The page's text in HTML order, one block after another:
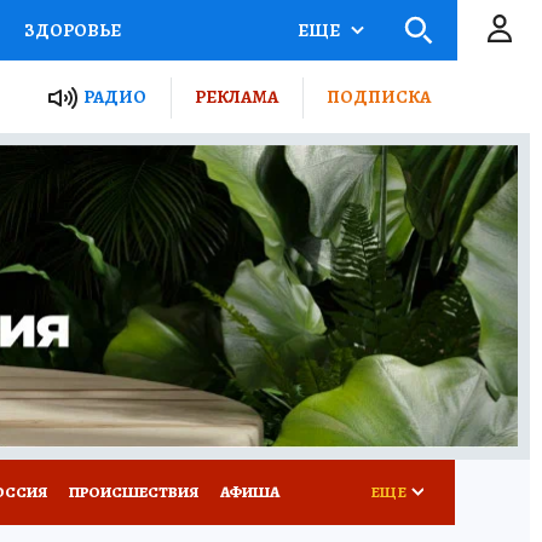
ЗДОРОВЬЕ
РОССИИ
ПУТЕВОДИТЕЛЬ
ТУРИЗМ
ПОТРЕБИТЕЛЯ ВСЕ О КП
ЕЩЕ
РАДИО РЕКЛАМА ПОДПИСКА
ПРОИСШЕСТВИЯ АФИША ЕЩЕ